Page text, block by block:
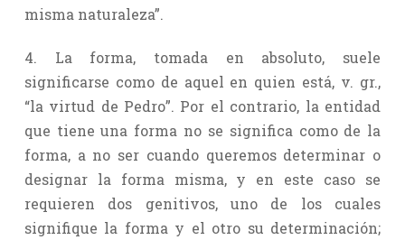
misma naturaleza”.
4. La forma, tomada en absoluto, suele
significarse como de aquel en quien está, v. gr.,
“la virtud de Pedro”. Por el contrario, la entidad
que tiene una forma no se significa como de la
forma, a no ser cuando queremos determinar o
designar la forma misma, y en este caso se
requieren dos genitivos, uno de los cuales
signifique la forma y el otro su determinación;